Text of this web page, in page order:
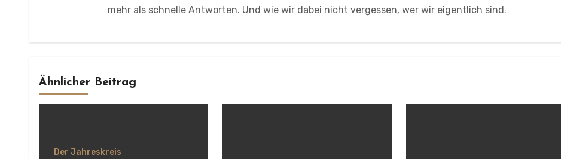
mehr als schnelle Antworten. Und wie wir dabei nicht vergessen, wer wir eigentlich sind.
Ähnlicher Beitrag
Der Jahreskreis